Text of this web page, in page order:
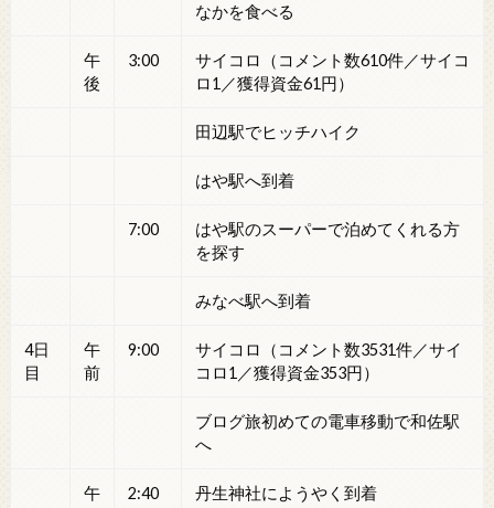
なかを食べる
午
後
3:00
サイコロ（コメント数610件／サイコ
ロ1／獲得資金61円）
田辺駅でヒッチハイク
はや駅へ到着
7:00
はや駅のスーパーで泊めてくれる方
を探す
みなべ駅へ到着
4日
目
午
前
9:00
サイコロ（コメント数3531件／サイ
コロ1／獲得資金353円）
ブログ旅初めての電車移動で和佐駅
へ
午
2:40 丹生神社にようやく到着